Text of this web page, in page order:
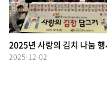
2025년 사랑의 김치 나눔
2025-12-02